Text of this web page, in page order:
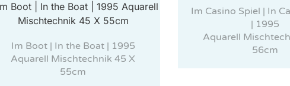
Im Boot | In the Boat | 1995
Aquarell Mischtechnik 45 X
55cm
Im Casino Spiel | In
| 1995
Aquarell
56cm